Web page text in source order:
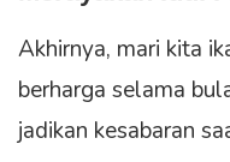
Akhirnya, mari kita
berharga selama
jadikan kesabaran